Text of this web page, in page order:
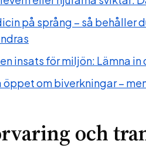
på språng – så behåller
insats för miljön: Lämna
öppet om biverkningar –
och